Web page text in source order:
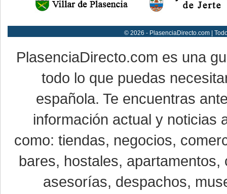
© 2026 - PlasenciaDirecto.com |
PlasenciaDirecto.com es una
todo lo que puedas
española. Te encuentras
información actual y noticias
como: tiendas, negocios,
bares, hostales,
asesorías, despachos,